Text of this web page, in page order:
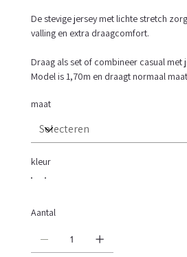
De stevige jersey met lichte stretch
valling en extra draagcomfort.
Draag als set of combineer casual met
Model is 1,70m en draagt normaal
maat
kleur
Aantal